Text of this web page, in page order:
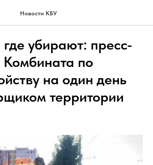
Новости КБУ
где убирают: пресс-
Комбината по
на один день
территории